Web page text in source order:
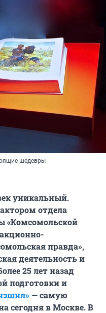
шедевры
уникальный.
отдела
«Комсомольской
правда»,
деятельность и
25 лет назад
подготовки и
— самую
сегодня в Москве. В